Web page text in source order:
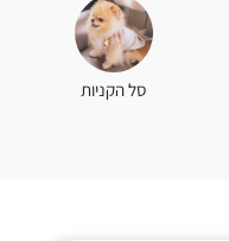
סל הקניות